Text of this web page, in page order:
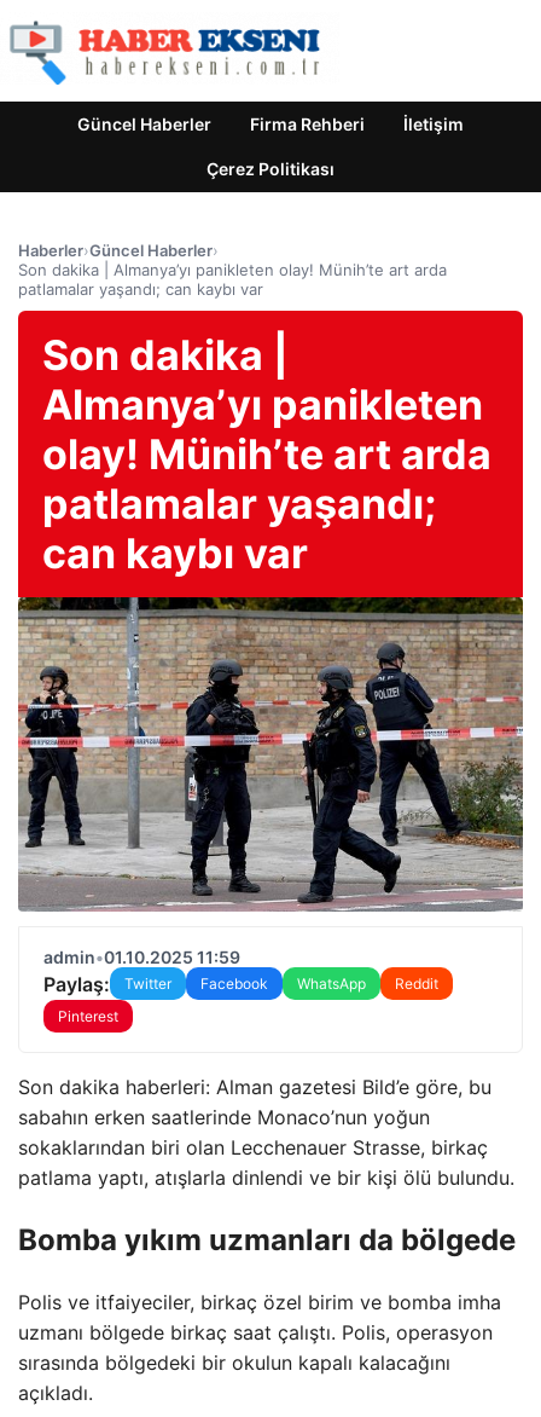
Güncel Haberler Firma Rehberi İletişim
Çerez Politikası
Haberler›Güncel Haberler›
Son dakika | Almanya’yı panikleten olay! Münih’te art arda
patlamalar yaşandı; can kaybı var
Son dakika |
Almanya’yı panikleten
olay! Münih’te art arda
patlamalar yaşandı;
can kaybı var
admin•01.10.2025 11:59
Paylaş: Twitter Facebook WhatsApp
Reddit
Pinterest
Son dakika haberleri: Alman gazetesi Bild’e göre, bu
sabahın erken saatlerinde Monaco’nun yoğun
sokaklarından biri olan Lecchenauer Strasse, birkaç
patlama yaptı, atışlarla dinlendi ve bir kişi ölü bulundu.
Bomba yıkım uzmanları da bölgede
Polis ve itfaiyeciler, birkaç özel birim ve bomba imha
uzmanı bölgede birkaç saat çalıştı. Polis, operasyon
sırasında bölgedeki bir okulun kapalı kalacağını
açıkladı.